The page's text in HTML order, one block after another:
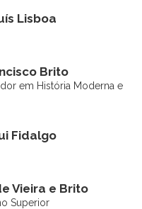
Lisboa
Brito
em História Moderna e
Fidalgo
Vieira e Brito
Superior